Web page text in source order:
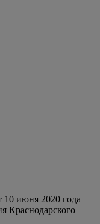
июня 2020 года
Краснодарского